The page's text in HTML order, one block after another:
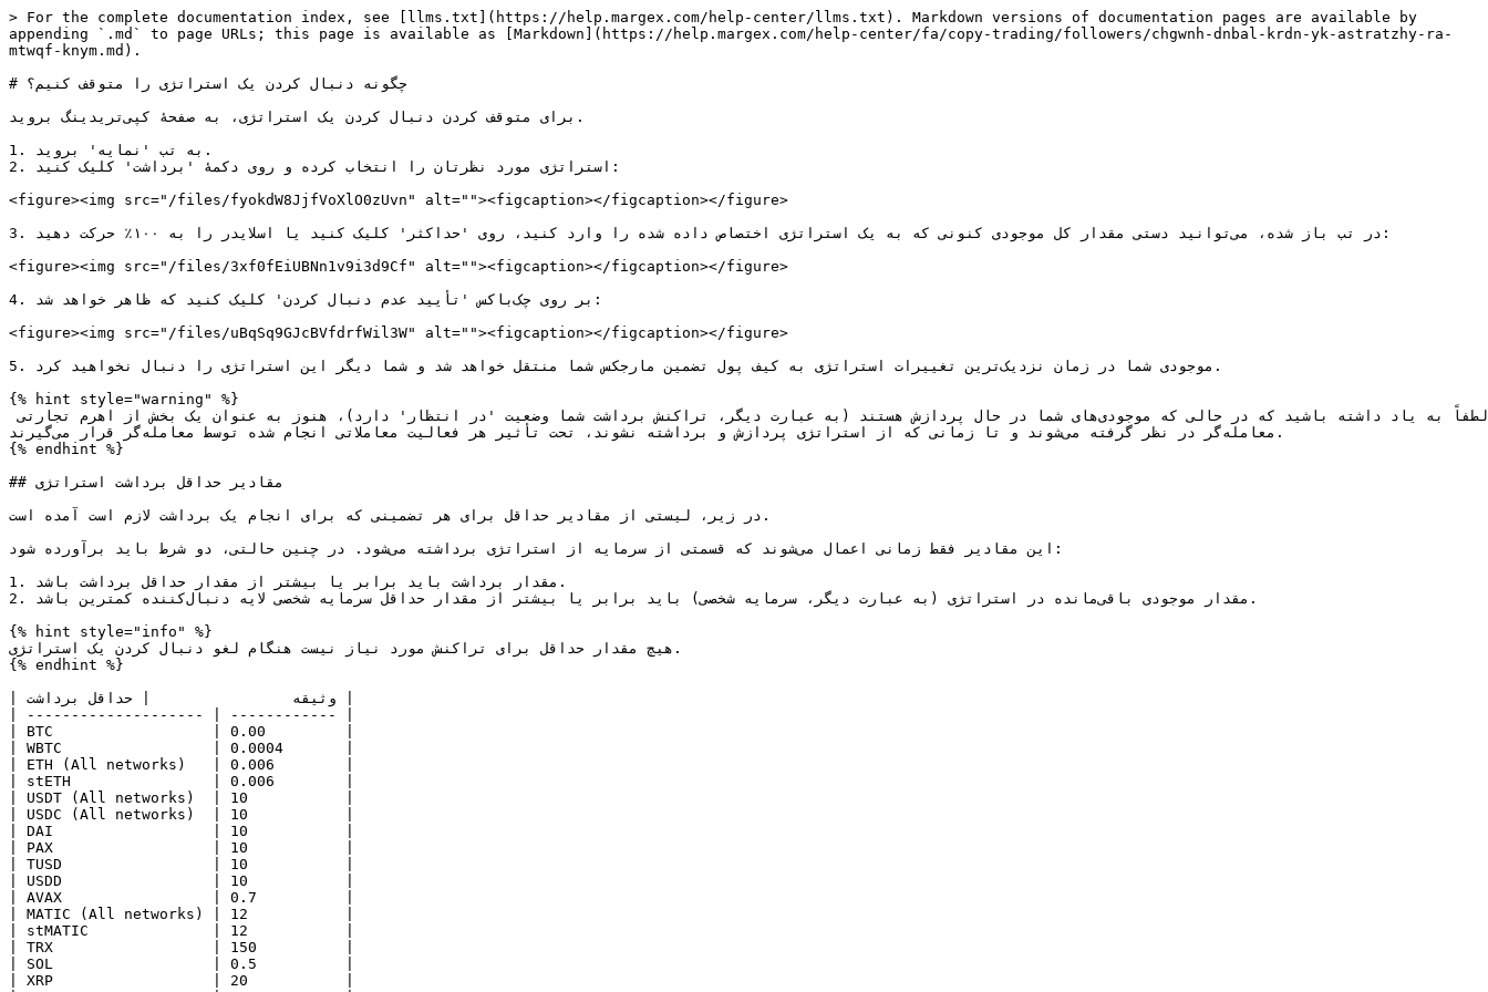
> For the complete documentation index, see [llms.txt](https://help.margex.com/help-center/llms.txt). Markdown versions of documentation pages are available by
appending `.md` to page URLs; this page is available as [Markdown](https://help.margex.com/help-center/fa/copy-trading/followers/chgwnh-dnbal-krdn-yk-astratzhy-ra-
mtwqf-knym.md).
# چگونه دنبال کردن یک استراتژی را متوقف کنیم؟
برای متوقف کردن دنبال کردن یک استراتژی، به صفحهٔ کپی‌تریدینگ بروید.
1. به تب 'نمایه' بروید.
2. استراتژی مورد نظرتان را انتخاب کرده و روی دکمهٔ 'برداشت' کلیک کنید:
<figure><img src="/files/fyokdW8JjfVoXlO0zUvn" alt=""><figcaption></figcaption></figure>
3. در تب باز شده، می‌توانید دستی مقدار کل موجودی کنونی که به یک استراتژی اختصاص داده شده را وارد کنید، روی 'حداکثر' کلیک کنید یا اسلایدر را به ۱۰۰٪ حرکت دهید:
<figure><img src="/files/3xf0fEiUBNn1v9i3d9Cf" alt=""><figcaption></figcaption></figure>
4. بر روی چک‌باکس 'تأیید عدم دنبال کردن' کلیک کنید که ظاهر خواهد شد:
<figure><img src="/files/uBqSq9GJcBVfdrfWil3W" alt=""><figcaption></figcaption></figure>
5. موجودی شما در زمان نزدیک‌ترین تغییرات استراتژی به کیف پول تضمین مارجکس شما منتقل خواهد شد و شما دیگر این استراتژی را دنبال نخواهید کرد.
{% hint style="warning" %}
لطفاً به یاد داشته باشید که در حالی که موجودی‌های شما در حال پردازش هستند (به عبارت دیگر، تراکنش برداشت شما وضعیت 'در انتظار' دارد)، هنوز به عنوان یک بخش از اهرم تجارتی
معامله‌گر در نظر گرفته می‌شوند و تا زمانی که از استراتژی پردازش و برداشته نشوند، تحت تأثیر هر فعالیت معاملاتی انجام شده توسط معامله‌گر قرار می‌گیرند.
{% endhint %}
## مقادیر حداقل برداشت استراتژی
در زیر، لیستی از مقادیر حداقل برای هر تضمینی که برای انجام یک برداشت لازم است آمده است.
این مقادیر فقط زمانی اعمال می‌شوند که قسمتی از سرمایه از استراتژی برداشته می‌شود. در چنین حالتی، دو شرط باید برآورده شود:
1. مقدار برداشت باید برابر یا بیشتر از مقدار حداقل برداشت باشد.
2. مقدار موجودی باقی‌مانده در استراتژی (به عبارت دیگر، سرمایه شخصی) باید برابر یا بیشتر از مقدار حداقل سرمایه شخصی لایه دنبال‌کننده کمترین باشد.
{% hint style="info" %}
هیچ مقدار حداقل برای تراکنش مورد نیاز نیست هنگام لغو دنبال کردن یک استراتژی.
{% endhint %}
| -------------------- | ------------ |
| BTC                  | 0.00         |
| WBTC                 | 0.0004       |
| ETH (All networks)   | 0.006        |
| stETH                | 0.006        |
| USDT (All networks)  | 10           |
| USDC (All networks)  | 10           |
| DAI                  | 10           |
| PAX                  | 10           |
| TUSD                 | 10           |
| USDD                 | 10           |
| AVAX                 | 0.7          |
| MATIC (All networks) | 12           |
| stMATIC              | 12           |
| TRX                  | 150          |
| SOL                  | 0.5          |
| XRP                  | 20           |